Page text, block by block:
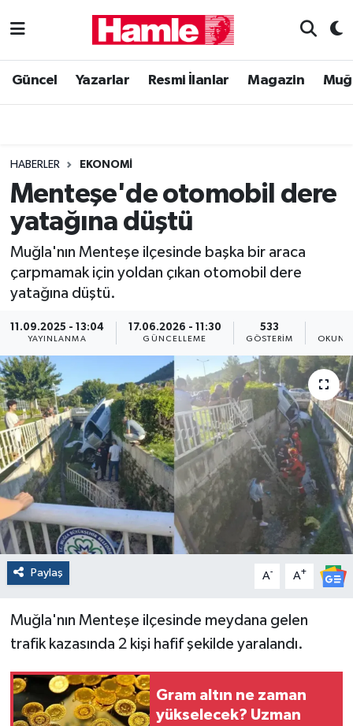
Güncel Yazarlar Resmi İlanlar Magazin
HABERLER EKONOMI
Menteşe'de otomobil dere
yatağına düştü
Muğla'nın Menteşe ilçesinde başka bir araca
çarpmamak için yoldan çıkan otomobil dere
yatağına düştü.
11.09.2025 - 13:04
YAYINLANMA
17.06.2026 - 11:30
GÜNCELLEME
533
GÖSTERIM
Paylaş A- A+
Muğla'nın Menteşe ilçesinde meydana gelen
trafik kazasında 2 kişi hafif şekilde yaralandı.
Gram altın ne zaman
yükselecek? Uzman
Güncel
Muğla Haber
Siyaset
Muğla Nöbetçi Eczaneler
Muğla Trafik Yoğunluk Haritası
Süper Lig Puan Durumu ve Fikstür
Tüm Manşetler
Son Dakika Haberleri
Haber Arşivi